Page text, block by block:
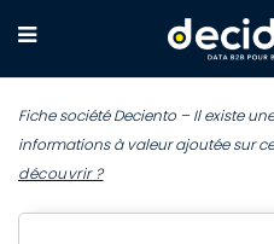
Fiche société Deciento – Il existe
informations à valeur ajoutée sur
découvrir ?